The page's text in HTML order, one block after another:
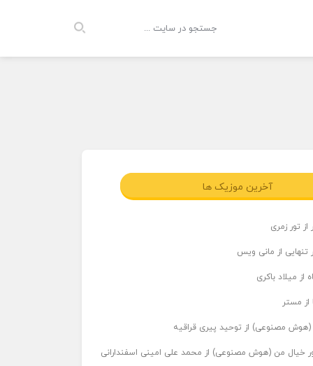
آخرین موزیک ها
تور زمری
تنهایی از مانی ویس
از میلاد باکری
از مستر
(هوش مصنوعی) از توحید پیری قراقیه
خیال من (هوش مصنوعی) از محمد علی امینی اسفندارانی